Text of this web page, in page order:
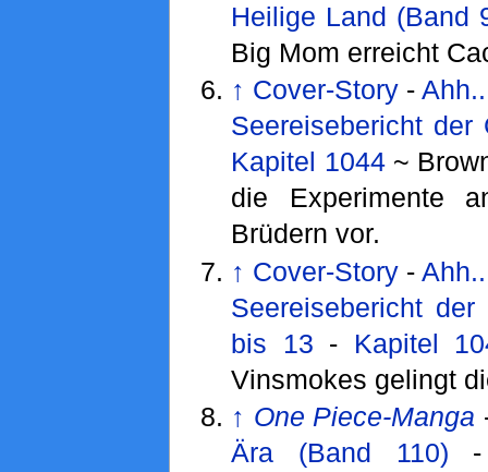
Heilige Land (Band
Big Mom erreicht
↑ Cover-Story -
Seereisebericht der
Kapitel 1044~
die Experimente
Brüdern vor.
↑ Cover-Story -
Seereisebericht
bis 13 - Kapitel
Vinsmokes gelingt
↑ One Piece-Manga
Ära (Band 110)